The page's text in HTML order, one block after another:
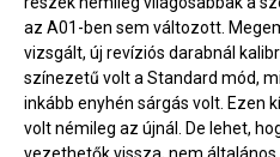
az A01-ben sem változott.
vizsgált, új revíziós darabnál
színezetű volt a Standard mód,
inkább enyhén sárgás volt. Ezen
volt némileg az újnál. De lehet,